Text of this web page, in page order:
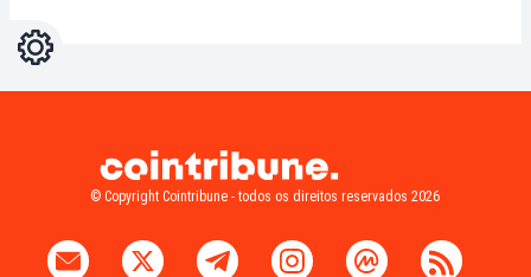
Configurações
© Copyright Cointribune - todos os direitos reservados 2026